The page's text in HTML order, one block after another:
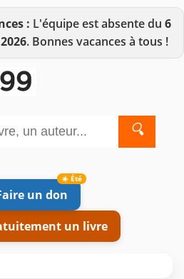
: L'équipe est absente du 6
. Bonnes vacances à tous !
🔍
un don
un livre